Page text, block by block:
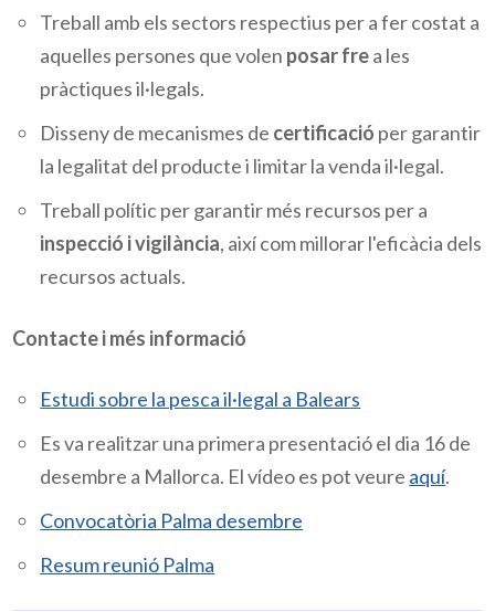
Treball amb els sectors respectius per a fer costat a
aquelles persones que volen posar frea les
pràctiques il·legals.
Disseny de mecanismes de certificació per garantir
la legalitat del producte i limitar la venda il·legal.
Treball polític per garantir més recursos per a
inspecció i vigilància, així com millorar l'eficàcia dels
recursos actuals.
Contacte i més informació
Estudi sobre la pesca il·legal a Balears
Es va realitzar una primera presentació el dia 16 de
desembre a Mallorca. El vídeo es pot veure aquí.
Convocatòria Palma desembre
Resum reunió Palma